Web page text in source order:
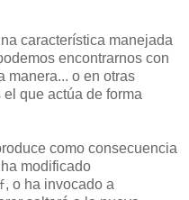
característica manejada
encontrarnos con
manera... o en otras
que actúa de forma
como consecuencia
modificado
, o ha invocado a